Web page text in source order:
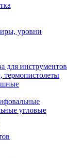
уровни
для инструментов
термопистолеты
угловые